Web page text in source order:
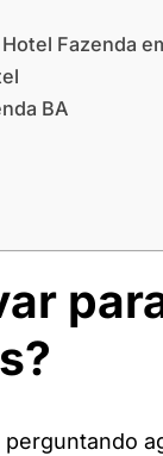
Fazenda
BA